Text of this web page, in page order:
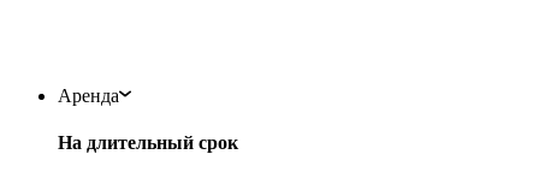
Аренда
На длительный срок